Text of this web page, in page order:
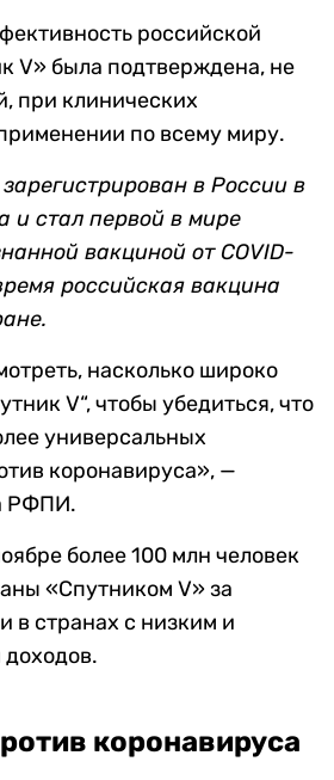
российской
V» была подтверждена, не
при клинических
по всему миру.
в России в
и стал первой в мире
вакциной от COVID-
российская вакцина
насколько широко
V“, чтобы убедиться, что
универсальных
коронавируса», —
РФПИ.
более 100 млн человек
«Спутником V» за
в странах с низким и
коронавируса